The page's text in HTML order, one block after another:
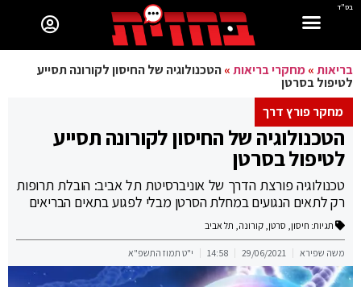
בס"ד
בריאות»מחקרי בריאות»הטכנולוגיה של החיסון לקורונה תסייע
לטיפול בסרטן
מחקר פורץ דרך
הטכנולוגיה של החיסון לקורונה תסייע
לטיפול בסרטן
טכנולוגיה פורצת הדרך של אוניברסיטת תל אביב: הובלת תרופות
רק לתאים הנגועים במחלת הסרטן מבלי לפגוע בתאים הבריאים
תגיות: חיסון, סרטן, קורונה, תל אביב
משה שפירא 29/06/2021
14:58 י"ט תמוז התשפ"א